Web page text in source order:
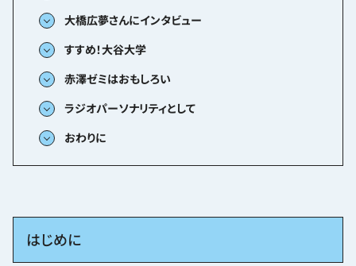
大橋広夢さんにインタビュー
すすめ！大谷大学
赤澤ゼミはおもしろい
ラジオパーソナリティとして
おわりに
はじめに